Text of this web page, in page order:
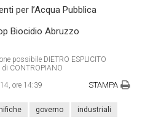
per l’Acqua Pubblica
Biocidio Abruzzo
possibile DIETRO ESPLICITO
CONTROPIANO
ore 14:39 STAMPA
governo industriali